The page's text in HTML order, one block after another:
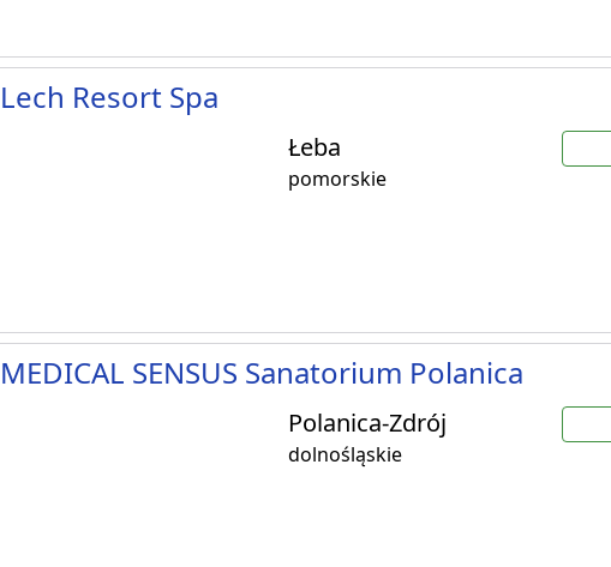
Lech Resort Spa
Łeba
pomorskie
MEDICAL SENSUS Sanatorium Polanica
Polanica-Zdrój
dolnośląskie